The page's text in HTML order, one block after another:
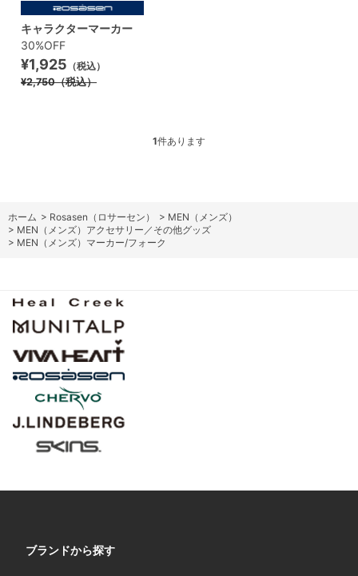
キャラクターマーカー
30%OFF
¥1,925 （税込）
¥2,750（税込）
1件あります
ホーム > Rosasen（ロサーセン） > MEN（メンズ）
> MEN（メンズ）アクセサリー／その他グッズ
> MEN（メンズ）マーカー/フォーク
ブランドから探す